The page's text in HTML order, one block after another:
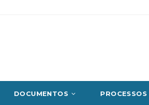
DOCUMENTOS PROCESSOS